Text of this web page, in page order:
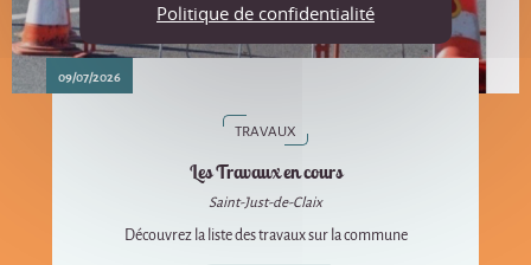
09/07/2026
TRAVAUX
Les Travaux en cours
Saint-Just-de-Claix
Découvrez la liste des travaux sur la commune
Politique de confidentialité